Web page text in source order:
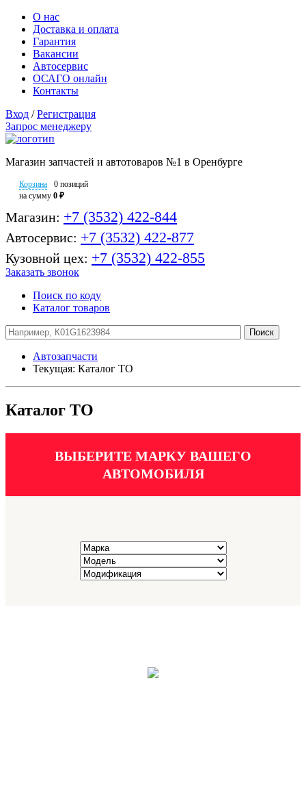
О нас
Доставка и оплата
Гарантия
Вакансии
Автосервис
ОСАГО онлайн
Контакты
Вход / Регистрация
Запрос менеджеру
Магазин запчастей и автотоваров №1 в Оренбурге
Корзина
0 позиций
на сумму 0 ₽
Магазин: +7 (3532) 422-844
Автосервис: +7 (3532) 422-877
Кузовной цех: +7 (3532) 422-855
Заказать звонок
Поиск по коду
Каталог товаров
Автозапчасти
Текущая: Каталог ТО
Каталог ТО
ВЫБЕРИТЕ МАРКУ ВАШЕГО
АВТОМОБИЛЯ